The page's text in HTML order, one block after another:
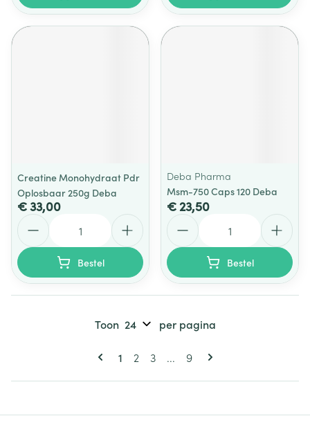
Creatine Monohydraat Pdr
Oplosbaar 250g Deba
€ 33,00
Bestel
Deba Pharma
Msm-750 Caps 120 Deba
€ 23,50
Bestel
Pagina's
U lees momenteel pagina
1 Pagina
2 Pagina
3 ... Pagina
9
Toon per pagina